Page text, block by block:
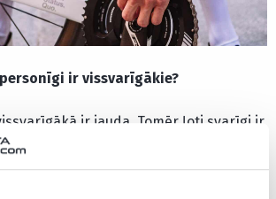
ir vissvarīgākie?
ir jauda. Tomēr ļoti svarīgi ir
atjaunošanās procesam un miega
patīk katru rītu apskatīt, kāds bijis